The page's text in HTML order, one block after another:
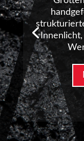
Innenlicht,